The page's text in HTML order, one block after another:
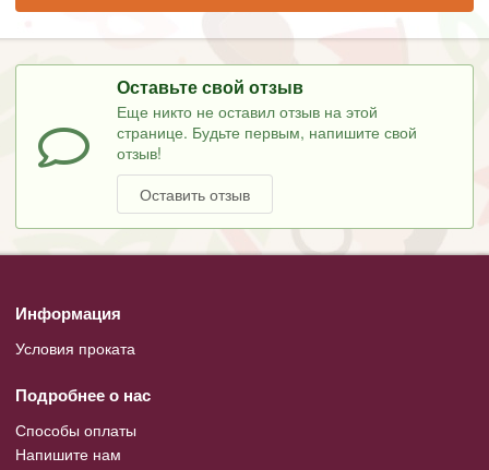
Оставьте свой отзыв
Еще никто не оставил отзыв на этой
странице. Будьте первым, напишите свой
отзыв!
Оставить отзыв
Информация
Условия проката
Подробнее о нас
Способы оплаты
Напишите нам